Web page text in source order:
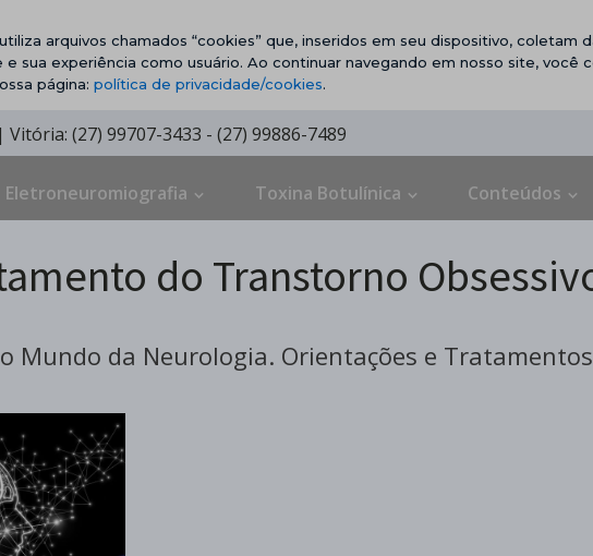
arquivos chamados “cookies” que, inseridos em seu dispositivo, coletam
sua experiência como usuário. Ao continuar navegando em nosso site,
página: política de privacidade/cookies.
(27) 99707-3433 - (27) 99886-7489
Eletroneuromiografia Toxina Botulínica Conteúdos
do Transtorno
Mundo da Neurologia. Orientações e